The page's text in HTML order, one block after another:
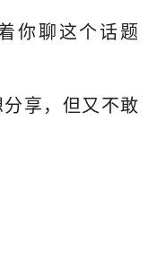
你聊这个话题
享，但又不敢